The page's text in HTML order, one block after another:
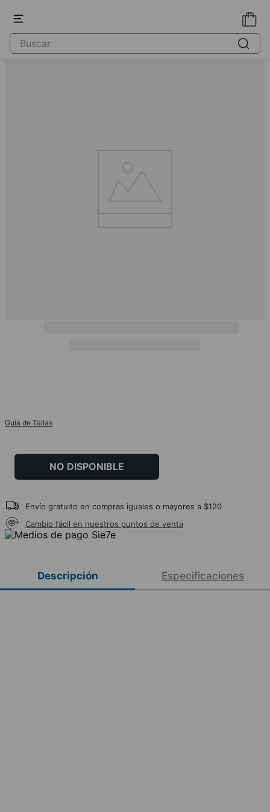
Guía de Tallas
NO DISPONIBLE
Envío gratuito en compras iguales o mayores a $120
Cambio fácil en nuestros puntos de venta
Descripción Especificaciones